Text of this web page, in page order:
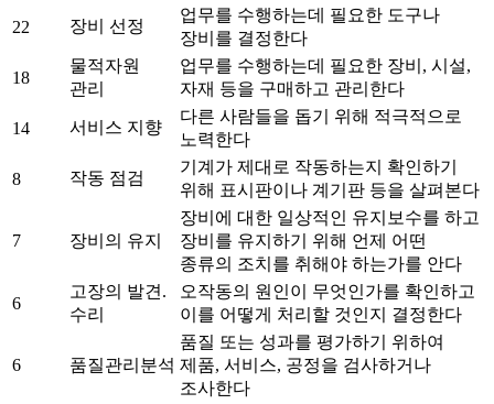
22 장비 선정
업무를 수행하는데 필요한 도구나
장비를 결정한다
18
물적자원
관리
업무를 수행하는데 필요한 장비, 시설,
자재 등을 구매하고 관리한다
14 서비스 지향
다른 사람들을 돕기 위해 적극적으로
노력한다
8 작동 점검
기계가 제대로 작동하는지 확인하기
위해 표시판이나 계기판 등을 살펴본다
7 장비의 유지
장비에 대한 일상적인 유지보수를 하고
장비를 유지하기 위해 언제 어떤
종류의 조치를 취해야 하는가를 안다
6
고장의 발견.
수리
오작동의 원인이 무엇인가를 확인하고
이를 어떻게 처리할 것인지 결정한다
6 품질관리분석
품질 또는 성과를 평가하기 위하여
제품, 서비스, 공정을 검사하거나
조사한다